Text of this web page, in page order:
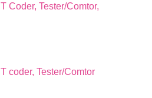
Coder, Tester/Comtor,
coder, Tester/Comtor